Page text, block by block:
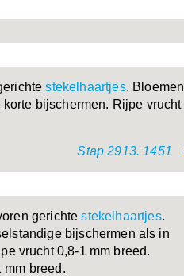
stekelhaartjes. Bloemen
bijschermen. Rijpe vrucht
Stap 2913. 1451
gerichtestekelhaartjes.
bijschermen als in
vrucht 0,8-1 mm breed.
mm breed.